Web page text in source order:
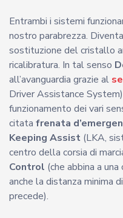
Entrambi i sistemi
nostro parabrezza.
sostituzione del cristallo
ricalibratura. In tal senso
all’avanguardia grazie al
Driver Assistance
funzionamento dei vari
citata frenata
Keeping Assist (LKA,
centro della corsia di
Control (che abbina a
anche la distanza minima
precede).